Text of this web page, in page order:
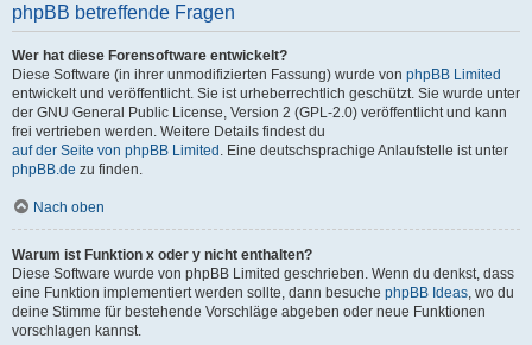
phpBB betreffende Fragen
Wer hat diese Forensoftware entwickelt?
Diese Software (in ihrer unmodifizierten Fassung) wurde von phpBB Limited
entwickelt und veröffentlicht. Sie ist urheberrechtlich geschützt. Sie wurde unter
der GNU General Public License, Version 2 (GPL-2.0) veröffentlicht und kann
frei vertrieben werden. Weitere Details findest du
auf der Seite von phpBB Limited . Eine deutschsprachige Anlaufstelle ist unter
phpBB.de zu finden.
Nach oben
Warum ist Funktion x oder y nicht enthalten?
Diese Software wurde von phpBB Limited geschrieben. Wenn du denkst, dass
eine Funktion implementiert werden sollte, dann besuche phpBB Ideas, wo du
deine Stimme für bestehende Vorschläge abgeben oder neue Funktionen
vorschlagen kannst.